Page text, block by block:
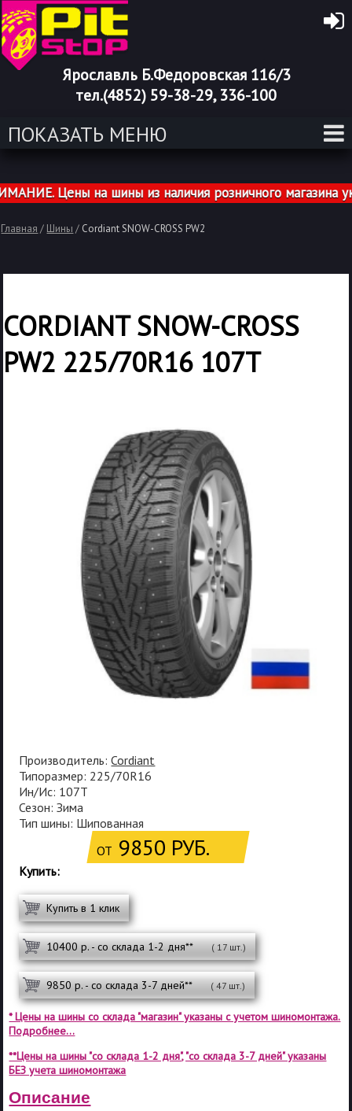
Ярославль Б.Федоровская 116/3
тел.(4852) 59-38-29, 336-100
ПОКАЗАТЬ МЕНЮ
Цены на шины из наличия розничного магазина
Главная / Шины / Cordiant SNOW-CROSS PW2
CORDIANT SNOW-CROSS
PW2 225/70R16 107T
Производитель:Cordiant
Типоразмер: 225/70R16
Ин/Ис: 107T
Сезон: Зима
Тип шины: Шипованная
ОТ 9850 РУБ.
Купить:
Купить в 1 клик
10400 р. - со склада 1-2 дня** ( 17 шт.)
9850 р. - со склада 3-7 дней** ( 47 шт.)
* Цены на шины со склада "магазин" указаны с учетом шиномонтажа.
Подробнее...
**Цены на шины "со склада 1-2 дня", "со склада 3-7 дней" указаны
БЕЗ учета шиномонтажа
Описание